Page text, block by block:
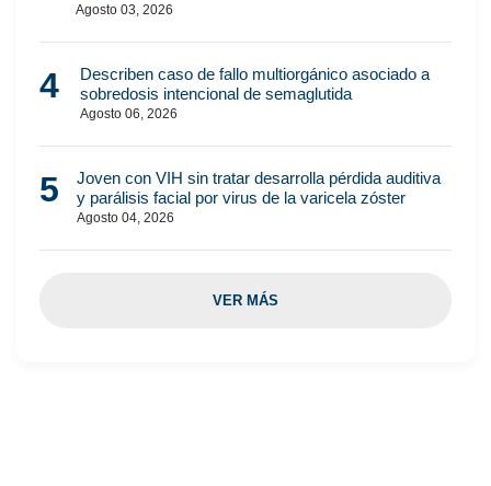
Agosto 03, 2026
4
Describen caso de fallo multiorgánico asociado a
sobredosis intencional de semaglutida
Agosto 06, 2026
5
Joven con VIH sin tratar desarrolla pérdida auditiva
y parálisis facial por virus de la varicela zóster
Agosto 04, 2026
VER MÁS